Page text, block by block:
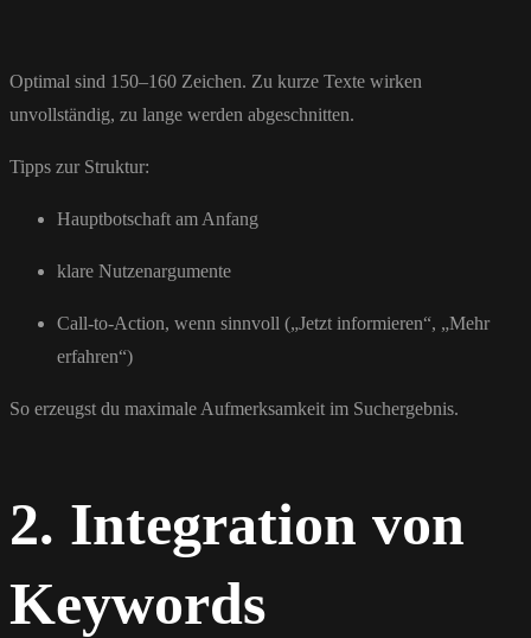
Optimal sind 150–160 Zeichen. Zu kurze Texte wirken
unvollständig, zu lange werden abgeschnitten.
Tipps zur Struktur:
Hauptbotschaft am Anfang
klare Nutzenargumente
Call-to-Action, wenn sinnvoll („Jetzt informieren“, „Mehr
erfahren“)
So erzeugst du maximale Aufmerksamkeit im Suchergebnis.
2. Integration von
Keywords